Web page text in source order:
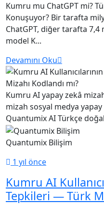
Kumru mu ChatGPT mi?
Konuşuyor? Bir tarafta
ChatGPT, diğer tarafta
model K...
Devamını Oku
Kumru AIyapay zekâ
mizah sosyal medya yapay
Quantumix AITürkçe
Quantumix Bilişim
1 yıl önce
Kumru AI
Tepkileri — Türk